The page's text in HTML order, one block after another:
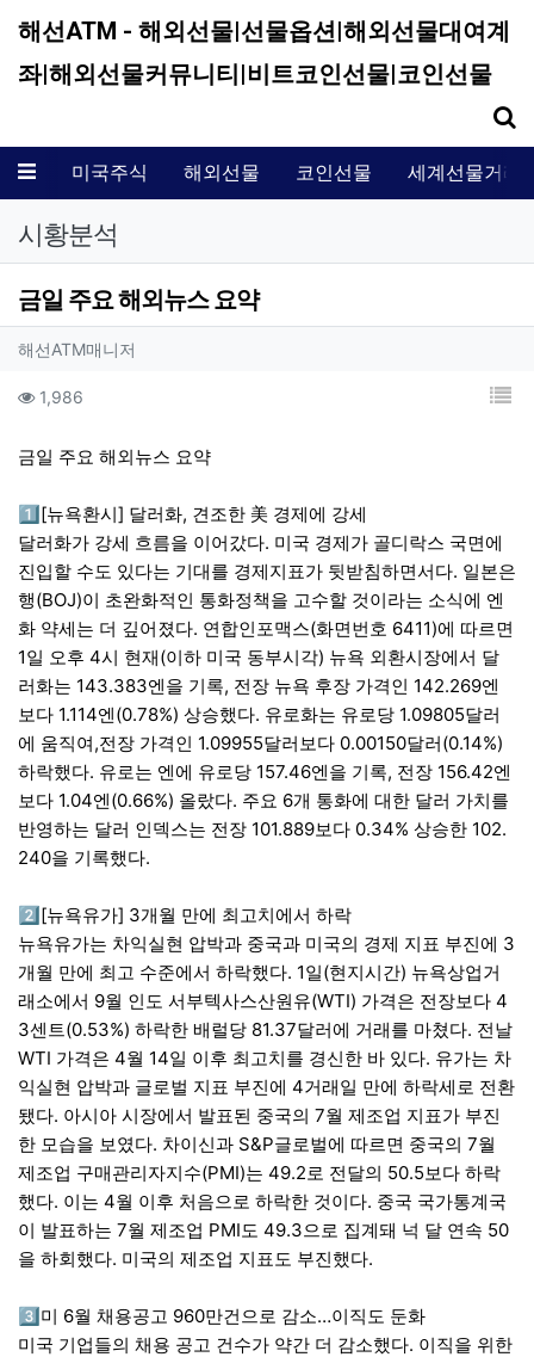
해선ATM - 해외선물|선물옵션|해외선물대여계
좌|해외선물커뮤니티|비트코인선물|코인선물
메뉴 미국주식 해외선물 코인선물 세계선물거래
시황분석
금일 주요 해외뉴스 요약
작성자 정보
해선ATM매니저
컨텐츠 정보
1,986 목
본문
금일 주요 해외뉴스 요약
1️⃣[뉴욕환시] 달러화, 견조한 美 경제에 강세
달러화가 강세 흐름을 이어갔다. 미국 경제가 골디락스 국면에
진입할 수도 있다는 기대를 경제지표가 뒷받침하면서다. 일본은
행(BOJ)이 초완화적인 통화정책을 고수할 것이라는 소식에 엔
화 약세는 더 깊어졌다. 연합인포맥스(화면번호 6411)에 따르면
1일 오후 4시 현재(이하 미국 동부시각) 뉴욕 외환시장에서 달
러화는 143.383엔을 기록, 전장 뉴욕 후장 가격인 142.269엔
보다 1.114엔(0.78%) 상승했다. 유로화는 유로당 1.09805달러
에 움직여,전장 가격인 1.09955달러보다 0.00150달러(0.14%)
하락했다. 유로는 엔에 유로당 157.46엔을 기록, 전장 156.42엔
보다 1.04엔(0.66%) 올랐다. 주요 6개 통화에 대한 달러 가치를
반영하는 달러 인덱스는 전장 101.889보다 0.34% 상승한 102.
240을 기록했다.
2️⃣[뉴욕유가] 3개월 만에 최고치에서 하락
뉴욕유가는 차익실현 압박과 중국과 미국의 경제 지표 부진에 3
개월 만에 최고 수준에서 하락했다. 1일(현지시간) 뉴욕상업거
래소에서 9월 인도 서부텍사스산원유(WTI) 가격은 전장보다 4
3센트(0.53%) 하락한 배럴당 81.37달러에 거래를 마쳤다. 전날
WTI 가격은 4월 14일 이후 최고치를 경신한 바 있다. 유가는 차
익실현 압박과 글로벌 지표 부진에 4거래일 만에 하락세로 전환
됐다. 아시아 시장에서 발표된 중국의 7월 제조업 지표가 부진
한 모습을 보였다. 차이신과 S&P글로벌에 따르면 중국의 7월
제조업 구매관리자지수(PMI)는 49.2로 전달의 50.5보다 하락
했다. 이는 4월 이후 처음으로 하락한 것이다. 중국 국가통계국
이 발표하는 7월 제조업 PMI도 49.3으로 집계돼 넉 달 연속 50
을 하회했다. 미국의 제조업 지표도 부진했다.
3️⃣미 6월 채용공고 960만건으로 감소…이직도 둔화
미국 기업들의 채용 공고 건수가 약간 더 감소했다. 이직을 위한